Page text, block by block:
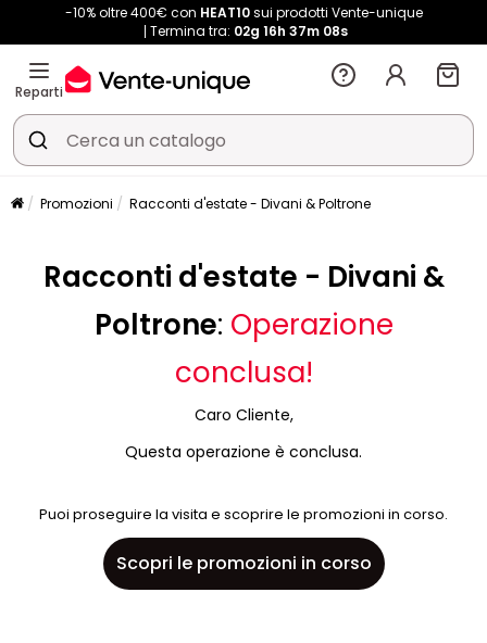
-10% oltre 400€ con HEAT10sui prodotti Vente-unique
Termina tra: 02g 16h 37m 08s
Reparti
Promozioni Racconti d'estate - Divani & Poltrone
Racconti d'estate - Divani &
Poltrone: Operazione
conclusa!
Caro Cliente,
Questa operazione è conclusa.
Puoi proseguire la visita e scoprire le promozioni in corso.
Scopri le promozioni in corso